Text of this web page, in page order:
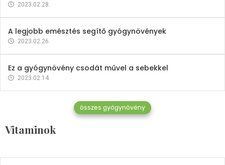
2023.02.28.
A legjobb emésztés segítő gyógynövények
2023.02.26.
Ez a gyógynövény csodát művel a sebekkel
2023.02.14.
összes gyógynövény
Vitaminok
Vitaminok
Mindent a B-12 vitaminról
2023.02.27.